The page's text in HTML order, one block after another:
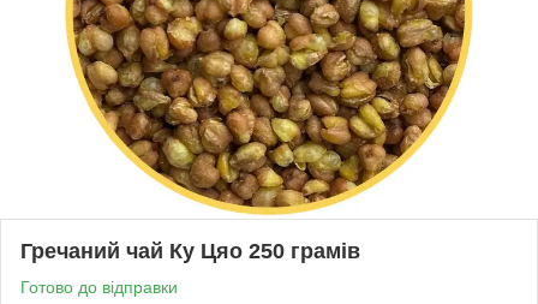
Гречаний чай Ку Цяо 250 грамів
Готово до відправки